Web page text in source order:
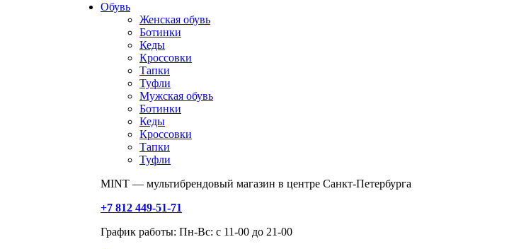
Обувь
Женская обувь
Ботинки
Кеды
Кроссовки
Тапки
Туфли
Мужская обувь
Ботинки
Кеды
Кроссовки
Тапки
Туфли
MINT — мультибрендовый магазин в центре Санкт-Петербурга
+7 812 449-51-71
График работы: Пн-Вс: с 11-00 до 21-00